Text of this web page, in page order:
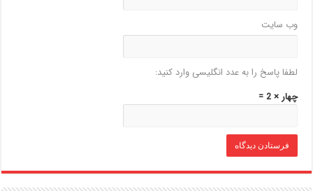
وب‌ سایت
لطفا پاسخ را به عدد انگلیسی وارد کنید:
چهار × 2 =